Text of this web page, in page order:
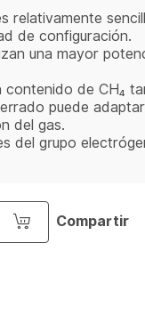
relativamente
de configuración.
una mayor
de CH₄
puede
del gas.
del grupo
Compartir